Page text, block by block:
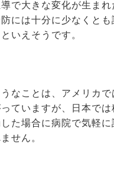
で大きな変化が生まれ
には十分に少なくと
いえそうです。
なことは、アメリカ
ていますが、日本で
た場合に病院で気軽
せん。